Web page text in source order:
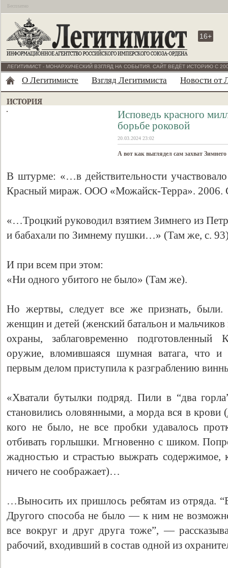
Бесплатно
16+
ЛЕГИТИМИСТ - МОНАРХИЧЕСКИЙ ВЗГЛЯД НА СОБЫТИЯ. САЙТ ВЕДЁТ ИСТОРИЮ С
О Легитимисте Взгляд Легитимиста Новости от
Исповедь красного
борьбе роковой
20.03.2024 23:02
А вот как выглядел сам захват Зимнего
В штурме: «…в действительности
Красный мираж. ООО «Можайск-Терра». 2006.
«…Троцкий руководил взятием Зимнего из
и бабахали по Зимнему пушки…» (Там же, с.
И при всем при этом:
«Ни одного убитого не было» (Там же).
Но жертвы, следует все же признать, были.
женщин и детей (женский батальон и
охраны, заблаговременно подготовленный
оружие, вломившаяся шумная ватага, что и
первым делом приступила к разграблению
«Хватали бутылки подряд. Пили в “два
становились оловянными, а морда вся в
кого не было, не все пробки удавалось
отбивать горлышки. Мгновенно с шиком.
жадностью и страстью выжрать содержимое,
ничего не соображает)…
…Выносить их пришлось ребятам из отряда.
Другого способа не было — к ним не
все вокруг и друг друга тоже”, —
рабочий, входивший в состав одной из